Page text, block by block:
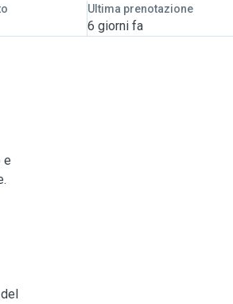
Ultima prenotazione
6 giorni fa
e